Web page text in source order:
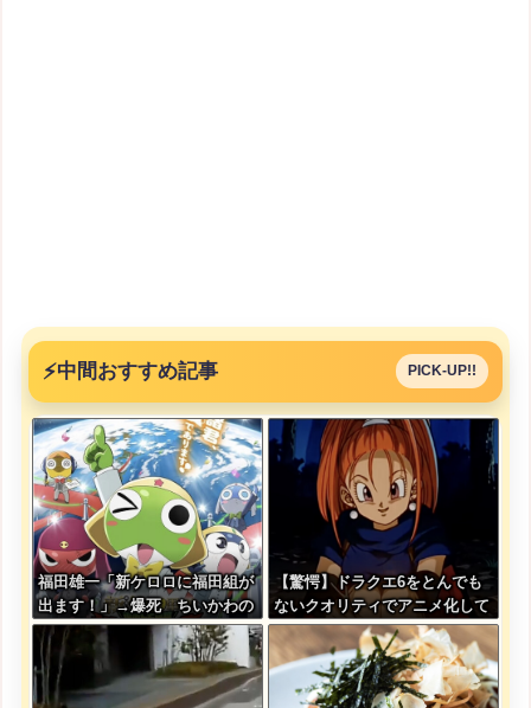
⚡中間おすすめ記事 PICK-UP!!
福田雄一「新ケロロに福田組が
出ます！」→爆死 ちいかわの
監督「原作に忠実に」→爆売れ
【驚愕】ドラクエ6をとんでも
ないクオリティでアニメ化して
しまったAI動画がこちらｗｗｗ
ｗｗ